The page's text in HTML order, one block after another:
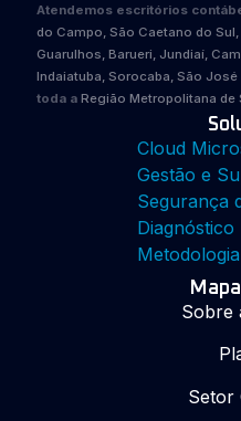
Atendemos escritórios
do Campo, São Caetano do
Guarulhos, Barueri, Jundiaí,
Indaiatuba, Sorocaba, São
toda a Região Metropolitana de
Cloud
Gestão e
Segurança
Diagnóstico
Sobre
Setor